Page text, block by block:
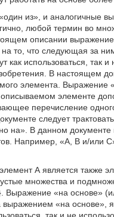
из», и аналогичные
любой термин во
описании выражение
то, что следующая за
использоваться, так
В настоящем
элемента. Выражение
элементе
перечисление
следует
на». В данном
Например, «А, В и/или
А является также
множества и
Выражение «на основе»
«на основе»,